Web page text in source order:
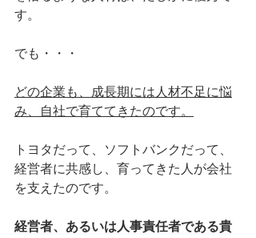
す。
でも・・・
どの企業も、成長期には人材不足に悩
み、自社で育ててきたのです。
トヨタだって、ソフトバンクだって、
経営者に共感し、育ってきた人が会社
を支えたのです。
経営者、あるいは人事責任者である貴